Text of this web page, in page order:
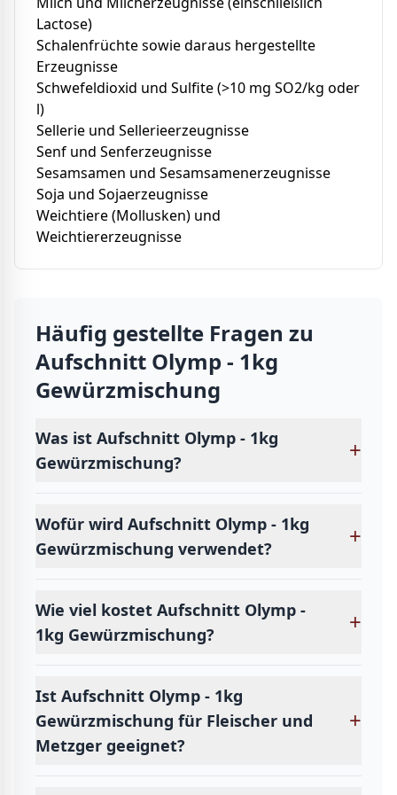
Lactose)
Schalenfrüchte sowie daraus hergestellte
Erzeugnisse
Schwefeldioxid und Sulfite (>10 mg SO2/kg oder
l)
Sellerie und Sellerieerzeugnisse
Senf und Senferzeugnisse
Sesamsamen und Sesamsamenerzeugnisse
Soja und Sojaerzeugnisse
Weichtiere (Mollusken) und
Weichtiererzeugnisse
Häufig gestellte Fragen zu
Aufschnitt Olymp - 1kg
Gewürzmischung
Was ist Aufschnitt Olymp - 1kg
Gewürzmischung?
+
Wofür wird Aufschnitt Olymp - 1kg
Gewürzmischung verwendet?
+
Wie viel kostet Aufschnitt Olymp -
1kg Gewürzmischung?
+
Ist Aufschnitt Olymp - 1kg
Gewürzmischung für Fleischer und
Metzger geeignet?
+